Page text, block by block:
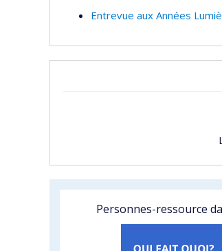
Entrevue aux Années
Personnes-ressource